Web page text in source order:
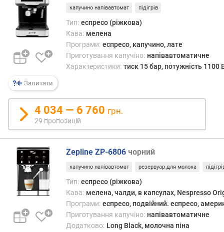
а
д
л
я
о
а
ж
у
(
м
м
)
в
и
с
т
а
Запитати
капучино напівавтомат підігрів
Тип: еспресо (ріжкова)
Кава: мелена
Програми: еспресо, капучино, лате
Приготування капучіно: напівавтоматичне
Характеристики: тиск 15 бар, потужність 1100
4 034 — 6 760 грн.
29 пропозицій
Zepline ZP-6806 чорний
капучино напівавтомат резервуар для молока
Тип: еспресо (ріжкова)
Кава: мелена, чалди, в капсулах, Nespresso
Програми: еспресо, подвійний. еспресо,
Приготування капучіно: напівавтоматичне
Додатково: Long Black, молочна піна